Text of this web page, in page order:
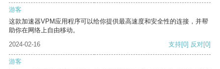
游客
这款加速器VPM应用程序可以给你提供最高速度和安全性的连接，并帮
助你在网络上自由移动。
2024-02-16
支持[0] 反对[0]
游客